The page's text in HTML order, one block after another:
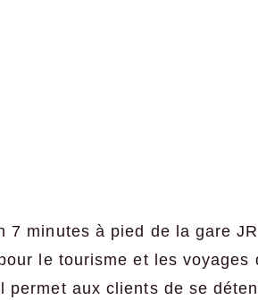
7 minutes à pied de la gare
le tourisme et les voyages
permet aux clients de se